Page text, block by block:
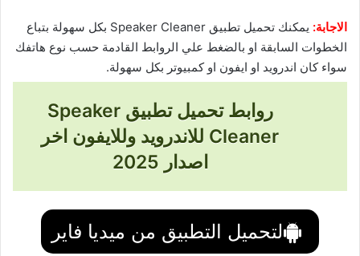
الاجابة:
يمكنك تحميل تطبيق Speaker Cleaner بكل سهولة بتباع
الخطوات السابقة او بالضغط علي الروابط القادمة حسب نوع هاتفك
سواء كان اندرويد او ايفون او كمبيوتر بكل سهولة.
روابط تحميل تطبيق Speaker
Cleaner للاندرويد وللايفون اخر
اصدار 2025
لتحميل التطبيق من ميديا فاير